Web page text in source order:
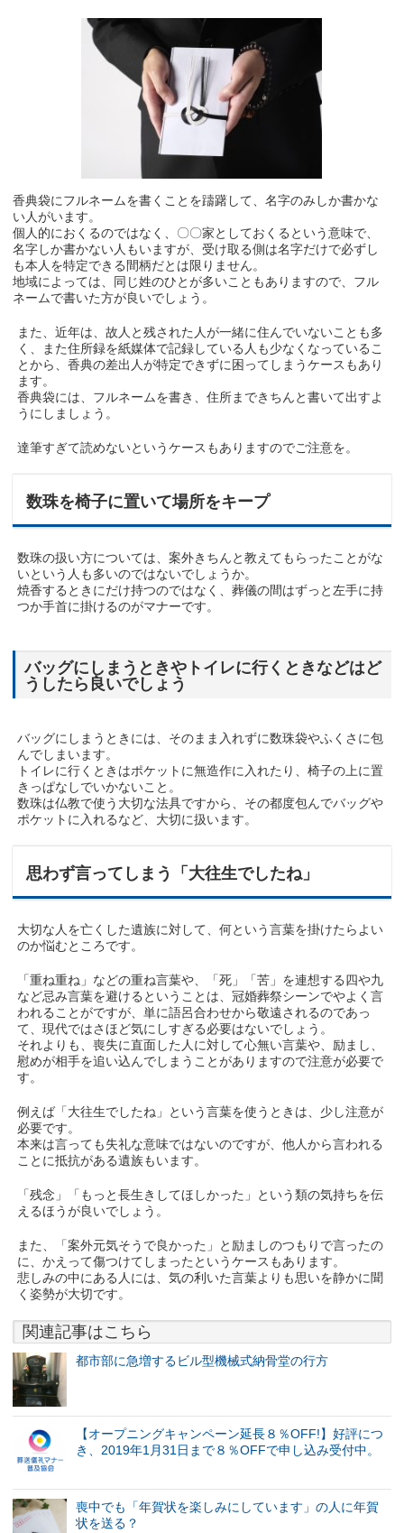
香典袋にフルネームを書くことを躊躇して、名字のみしか書かな
い人がいます。
個人的におくるのではなく、〇〇家としておくるという意味で、
名字しか書かない人もいますが、受け取る側は名字だけで必ずし
も本人を特定できる間柄だとは限りません。
地域によっては、同じ姓のひとが多いこともありますので、フル
ネームで書いた方が良いでしょう。
また、近年は、故人と残された人が一緒に住んでいないことも多
く、また住所録を紙媒体で記録している人も少なくなっているこ
とから、香典の差出人が特定できずに困ってしまうケースもあり
ます。
香典袋には、フルネームを書き、住所まできちんと書いて出すよ
うにしましょう。
達筆すぎて読めないというケースもありますのでご注意を。
数珠を椅子に置いて場所をキープ
数珠の扱い方については、案外きちんと教えてもらったことがな
いという人も多いのではないでしょうか。
焼香するときにだけ持つのではなく、葬儀の間はずっと左手に持
つか手首に掛けるのがマナーです。
バッグにしまうときやトイレに行くときなどはど
うしたら良いでしょう
バッグにしまうときには、そのまま入れずに数珠袋やふくさに包
んでしまいます。
トイレに行くときはポケットに無造作に入れたり、椅子の上に置
きっぱなしでいかないこと。
数珠は仏教で使う大切な法具ですから、その都度包んでバッグや
ポケットに入れるなど、大切に扱います。
思わず言ってしまう「大往生でしたね」
大切な人を亡くした遺族に対して、何という言葉を掛けたらよい
のか悩むところです。
「重ね重ね」などの重ね言葉や、「死」「苦」を連想する四や九
など忌み言葉を避けるということは、冠婚葬祭シーンでやよく言
われることがですが、単に語呂合わせから敬遠されるのであっ
て、現代ではさほど気にしすぎる必要はないでしょう。
それよりも、喪失に直面した人に対して心無い言葉や、励まし、
慰めが相手を追い込んでしまうことがありますので注意が必要で
す。
例えば「大往生でしたね」という言葉を使うときは、少し注意が
必要です。
本来は言っても失礼な意味ではないのですが、他人から言われる
ことに抵抗がある遺族もいます。
「残念」「もっと長生きしてほしかった」という類の気持ちを伝
えるほうが良いでしょう。
また、「案外元気そうで良かった」と励ましのつもりで言ったの
に、かえって傷つけてしまったというケースもあります。
悲しみの中にある人には、気の利いた言葉よりも思いを静かに聞
く姿勢が大切です。
関連記事はこちら
都市部に急増するビル型機械式納骨堂の行方
【オープニングキャンペーン延長８％OFF!】好評につ
き、2019年1月31日まで８％OFFで申し込み受付中。
喪中でも「年賀状を楽しみにしています」の人に年賀
状を送る？